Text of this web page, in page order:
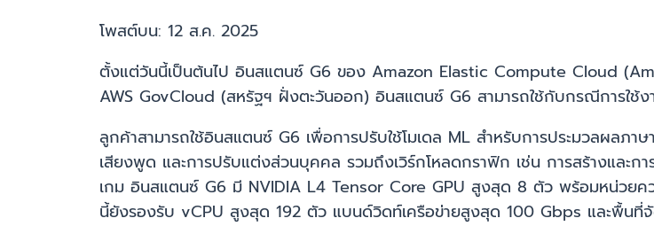
โพสต์บน: 12 ส.ค. 2025
ตั้งแต่วันนี้เป็นต้นไป อินสแตนซ์ G6 ของ Amazon Elastic Compute Cloud
AWS GovCloud (สหรัฐฯ ฝั่งตะวันออก) อินสแตนซ์ G6 สามารถใช้กับกรณีการใช้ง
ลูกค้าสามารถใช้อินสแตนซ์ G6 เพื่อการปรับใช้โมเดล ML สำหรับการประมวลผลภา
เสียงพูด และการปรับแต่งส่วนบุคคล รวมถึงเวิร์กโหลดกราฟิก เช่น การสร้างและ
เกม อินสแตนซ์ G6 มี NVIDIA L4 Tensor Core GPU สูงสุด 8 ตัว พร้อมหน่วยค
นี้ยังรองรับ vCPU สูงสุด 192 ตัว แบนด์วิดท์เครือข่ายสูงสุด 100 Gbps และพื้นที่